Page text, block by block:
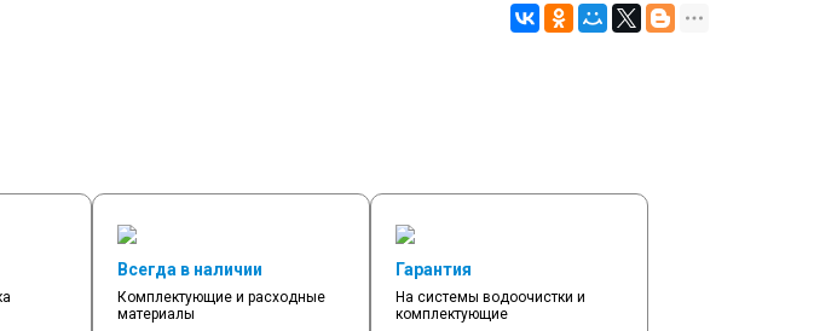
Всегда в наличии
Комплектующие и расходные
материалы
Гарантия
На системы водоочистки и
комплектующие